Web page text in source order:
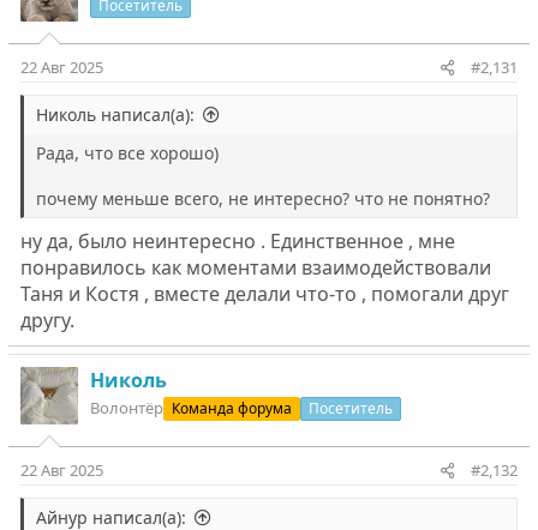
Посетитель
22 Авг 2025 #2,131
Николь написал(а):
Рада, что все хорошо)
почему меньше всего, не интересно? что не понятно?
ну да, было неинтересно . Единственное , мне
понравилось как моментами взаимодействовали
Таня и Костя , вместе делали что-то , помогали друг
другу.
Николь
Волонтëр Команда форума Посетитель
22 Авг 2025 #2,132
Айнур написал(а):